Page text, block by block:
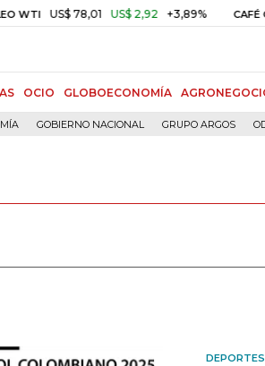
78,01 US$ 2,92 +3,89% CAFÉ
OCIO GLOBOECONOMÍA
GOBIERNO NACIONAL GRUPO ARGOS
DEPORTES